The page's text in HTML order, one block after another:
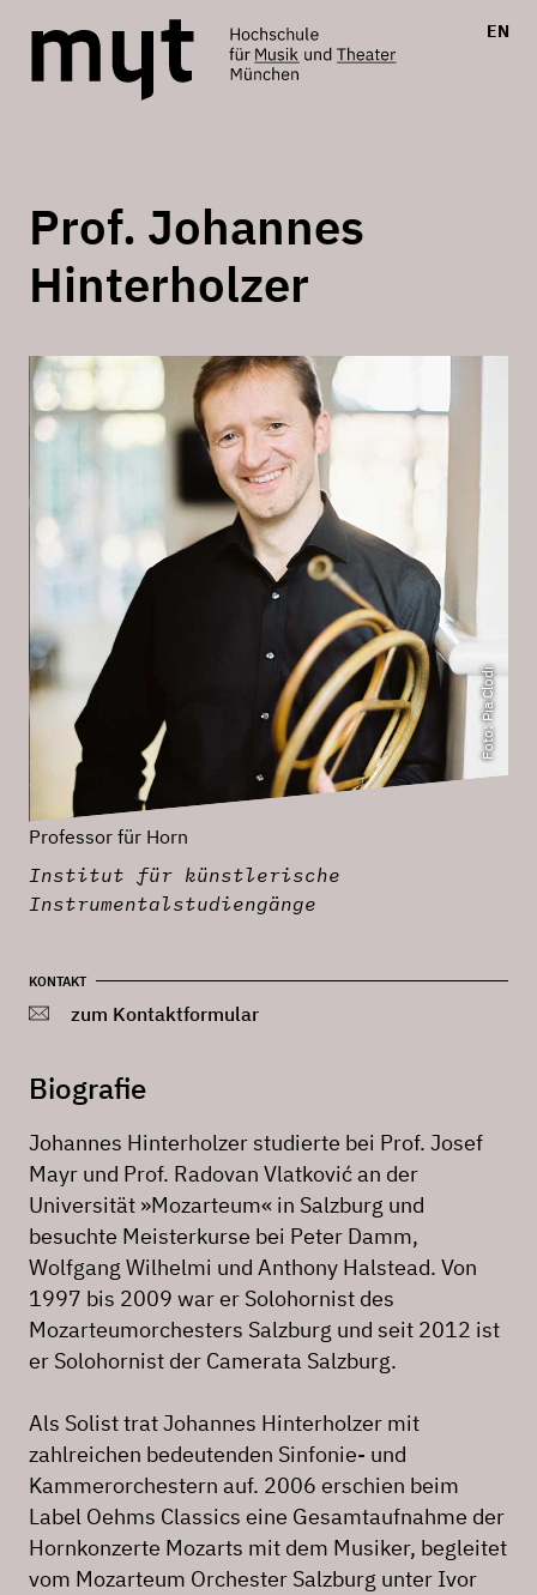
EN
Prof. Johannes
Hinterholzer
Professor für Horn
Institut für künstlerische
Instrumentalstudiengänge
KONTAKT
zum Kontaktformular
Foto: Pia Clodi
Biografie
Johannes Hinterholzer studierte bei Prof. Josef
Mayr und Prof. Radovan Vlatković an der
Universität »Mozarteum« in Salzburg und
besuchte Meisterkurse bei Peter Damm,
Wolfgang Wilhelmi und Anthony Halstead. Von
1997 bis 2009 war er Solohornist des
Mozarteumorchesters Salzburg und seit 2012 ist
er Solohornist der Camerata Salzburg.
Als Solist trat Johannes Hinterholzer mit
zahlreichen bedeutenden Sinfonie- und
Kammerorchestern auf. 2006 erschien beim
Label Oehms Classics eine Gesamtaufnahme der
Hornkonzerte Mozarts mit dem Musiker, begleitet
vom Mozarteum Orchester Salzburg unter Ivor